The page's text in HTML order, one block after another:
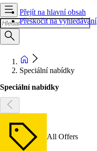
Přejít na hlavní obsah
Přeskočit na vyhledávání
Speciální nabídky
Speciální nabídky
All Offers